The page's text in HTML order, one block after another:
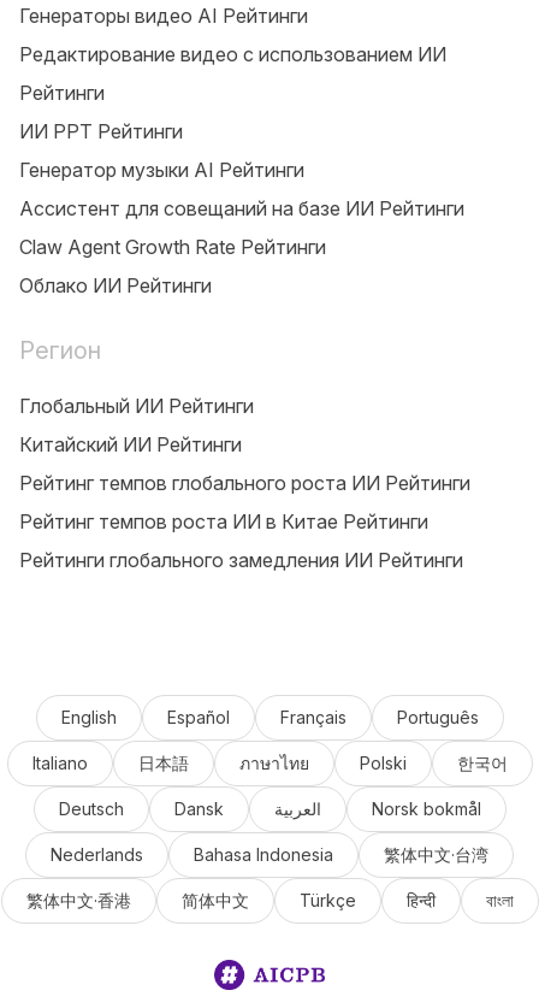
Генераторы видео AI Рейтинги
Редактирование видео с использованием ИИ
Рейтинги
ИИ PPT Рейтинги
Генератор музыки AI Рейтинги
Ассистент для совещаний на базе ИИ Рейтинги
Claw Agent Growth Rate Рейтинги
Облако ИИ Рейтинги
Регион
Глобальный ИИ Рейтинги
Китайский ИИ Рейтинги
Рейтинг темпов глобального роста ИИ Рейтинги
Рейтинг темпов роста ИИ в Китае Рейтинги
Рейтинги глобального замедления ИИ Рейтинги
English Español Français Português
Italiano 日本語 ภาษาไทย Polski 한국어
Deutsch Dansk العربية Norsk bokmål
Nederlands Bahasa Indonesia 繁体中文·台湾
繁体中文·香港 简体中文 Türkçe हिन्दी বাংলা